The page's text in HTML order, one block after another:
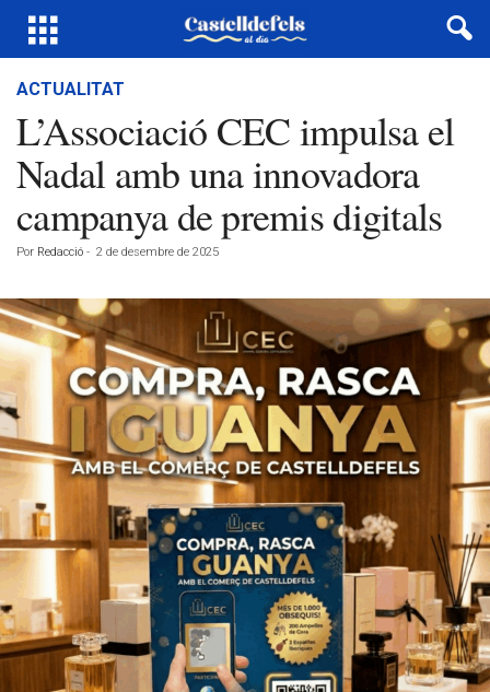
ACTUALITAT
L’Associació CEC impulsa el
Nadal amb una innovadora
campanya de premis digitals
Por Redacció - 2 de desembre de 2025